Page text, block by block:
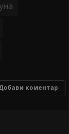
коментар